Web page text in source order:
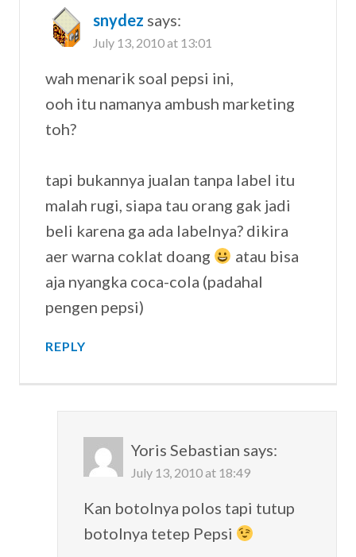
snydez says:
July 13, 2010 at 13:01
wah menarik soal pepsi ini,
ooh itu namanya ambush marketing
toh?
tapi bukannya jualan tanpa label itu
malah rugi, siapa tau orang gak jadi
beli karena ga ada labelnya? dikira
aer warna coklat doang
atau bisa
aja nyangka coca-cola (padahal
pengen pepsi)
REPLY
Yoris Sebastian says:
July 13, 2010 at 18:49
Kan botolnya polos tapi tutup
botolnya tetep Pepsi